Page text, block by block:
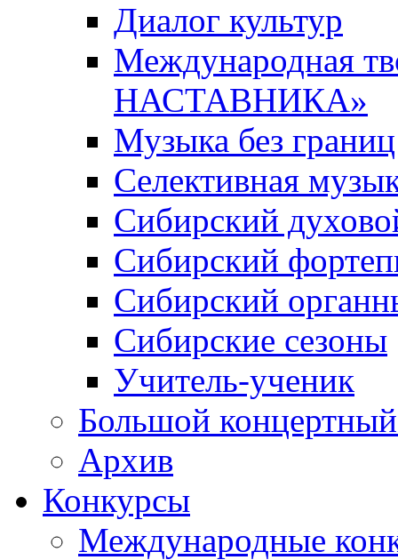
Диалог культур
Международная
НАСТАВНИКА»
Музыка без границ
Селективная
Сибирский
Сибирский
Сибирский
Сибирские сезоны
Учитель-ученик
Большой концертный
Архив
Конкурсы
Международные